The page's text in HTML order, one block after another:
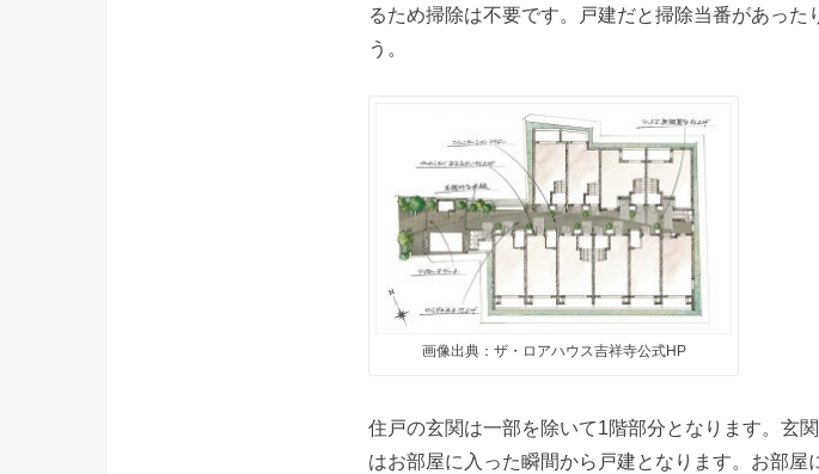
るため掃除は不要です。戸建だと掃除当番があっ
う。
画像出典：ザ・ロアハウス吉祥寺公式HP
住戸の玄関は一部を除いて1階部分となります。玄
はお部屋に入った瞬間から戸建となります。お部